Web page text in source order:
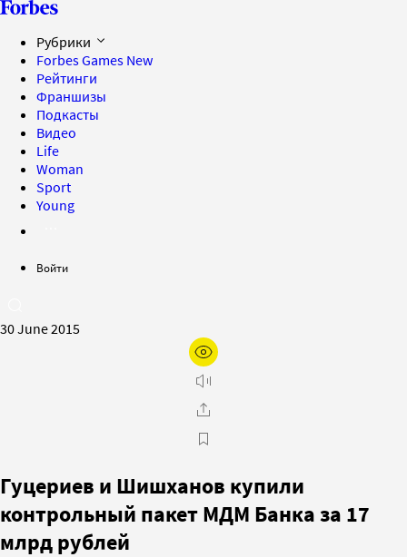
Рубрики
Forbes Games New
Рейтинги
Франшизы
Подкасты
Видео
Life
Woman
Sport
Young
Войти
30 June 2015
Гуцериев и Шишханов купили
контрольный пакет МДМ Банка за 17
млрд рублей